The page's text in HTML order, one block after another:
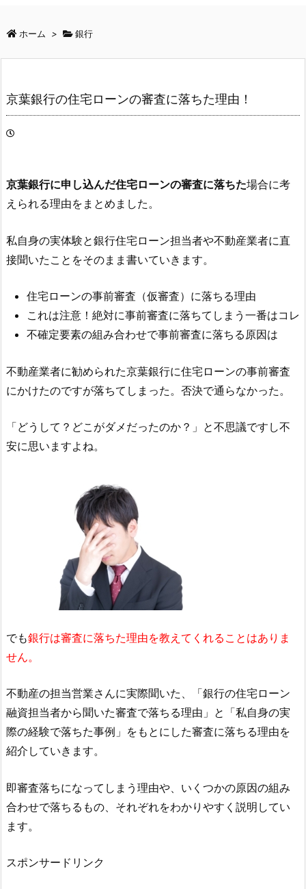
ホーム > 銀行
京葉銀行の住宅ローンの審査に落ちた理由！
京葉銀行に申し込んだ住宅ローンの審査に落ちた場合に考
えられる理由をまとめました。
私自身の実体験と銀行住宅ローン担当者や不動産業者に直
接聞いたことをそのまま書いていきます。
住宅ローンの事前審査（仮審査）に落ちる理由
これは注意！絶対に事前審査に落ちてしまう一番はコレ
不確定要素の組み合わせで事前審査に落ちる原因は
不動産業者に勧められた京葉銀行に住宅ローンの事前審査
にかけたのですが落ちてしまった。否決で通らなかった。
「どうして？どこがダメだったのか？」と不思議ですし不
安に思いますよね。
でも銀行は審査に落ちた理由を教えてくれることはありま
せん。
不動産の担当営業さんに実際聞いた、「銀行の住宅ローン
融資担当者から聞いた審査で落ちる理由」と「私自身の実
際の経験で落ちた事例」をもとにした審査に落ちる理由を
紹介していきます。
即審査落ちになってしまう理由や、いくつかの原因の組み
合わせで落ちるもの、それぞれをわかりやすく説明してい
ます。
スポンサードリンク